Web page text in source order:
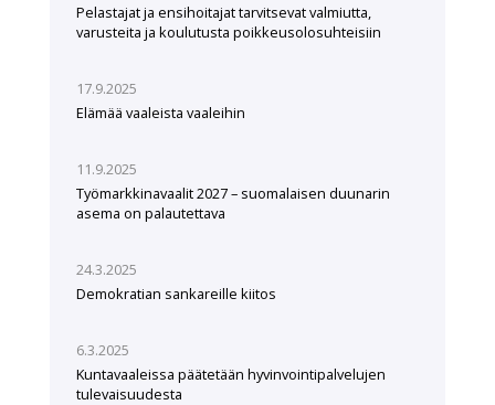
Pelastajat ja ensihoitajat tarvitsevat valmiutta,
varusteita ja koulutusta poikkeusolosuhteisiin
17.9.2025
Elämää vaaleista vaaleihin
11.9.2025
Työmarkkinavaalit 2027 – suomalaisen duunarin
asema on palautettava
24.3.2025
Demokratian sankareille kiitos
6.3.2025
Kuntavaaleissa päätetään hyvinvointipalvelujen
tulevaisuudesta